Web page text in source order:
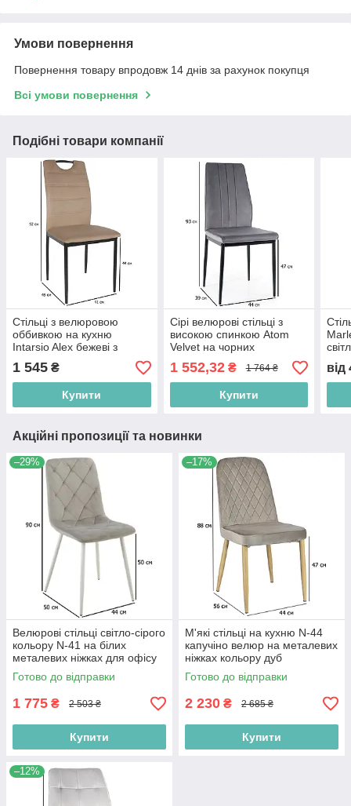
Умови повернення
Повернення товару впродовж 14 днів за рахунок покупця
Всі умови повернення
Подібні товари компанії
Стільці з велюровою
оббивкою на кухню
Intarsio Alex бежеві з
високою спинкою на
чорних металевих ніжках
1 545 ₴
Купити
Сірі велюрові стільці з
високою спинкою Atom
Velvet на чорних
металевих ніжках для
кухні
1 552,32₴ 1 764 ₴
Купити
від
Акційні пропозиції та новинки
–29%
Велюрові стільці світло-сірого
кольору N-41 на білих
металевих ніжках для офісу
Готово до відправки
1 775 ₴ 2 503 ₴
Купити
–17%
М'які стільці на кухню N-44
капучіно велюр на металевих
ніжках кольору дуб
Готово до відправки
2 230 ₴ 2 685 ₴
Купити
–12%